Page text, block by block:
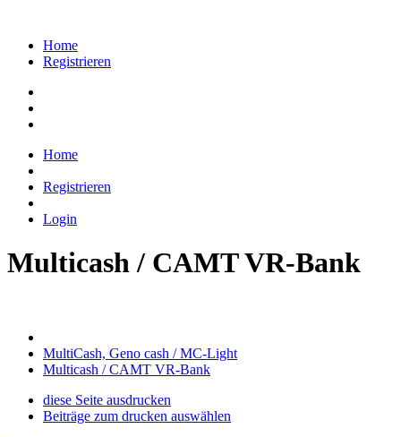
Home
Registrieren
Home
Registrieren
Login
Multicash / CAMT VR-Bank
MultiCash, Geno cash / MC-Light
Multicash / CAMT VR-Bank
diese Seite ausdrucken
Beiträge zum drucken auswählen